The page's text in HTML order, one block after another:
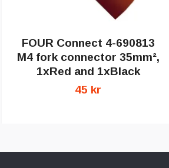
FOUR Connect 4-690813
M4 fork connector 35mm²,
1xRed and 1xBlack
45 kr